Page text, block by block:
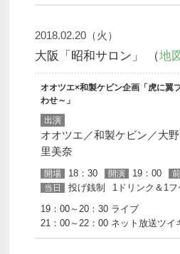
2018.02.20（火）
大阪「昭和サロン」 （地
オオツエ×和製ケビン企画「虎に翼
わせ～」
出演
オオツエ／和製ケビン／大
里美奈
開場 18：30 開演 19：00
当日 投げ銭制
1ドリンク＆1
19：00～20：30 ライブ
21：00～22：00 ネット放送ツイ